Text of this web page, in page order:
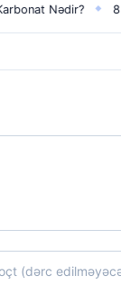
Nədir? ◆ 8 noyabr​